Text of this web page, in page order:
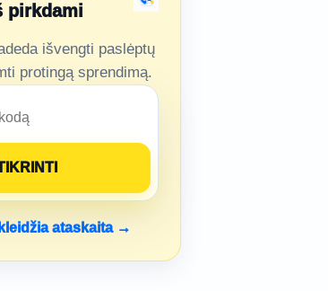
pirkdami
išvengti paslėptų
protingą sprendimą.
ataskaita →